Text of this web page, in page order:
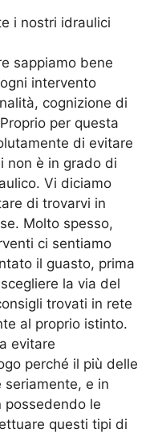
i nostri idraulici
sappiamo bene
intervento
cognizione di
per questa
di evitare
non è in grado di
Vi diciamo
di trovarvi in
Molto spesso,
ci sentiamo
il guasto, prima
la via del
trovati in rete
al proprio istinto.
evitare
perché il più delle
e in
possedendo le
questi tipi di